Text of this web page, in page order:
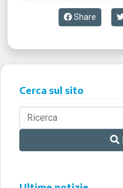
Share
Cerca sul sito